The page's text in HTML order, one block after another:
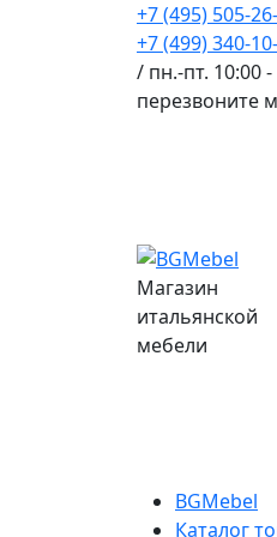
+7 (495) 505-
+7 (499) 340-
/ пн.-пт. 10:00
перезвоните
Магазин
итальянской
мебели
BGMebel
Каталог